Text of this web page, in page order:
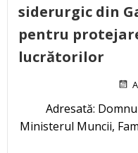
siderurgic din
pentru
lucrătorilor
Adresată:
Ministerul Muncii,